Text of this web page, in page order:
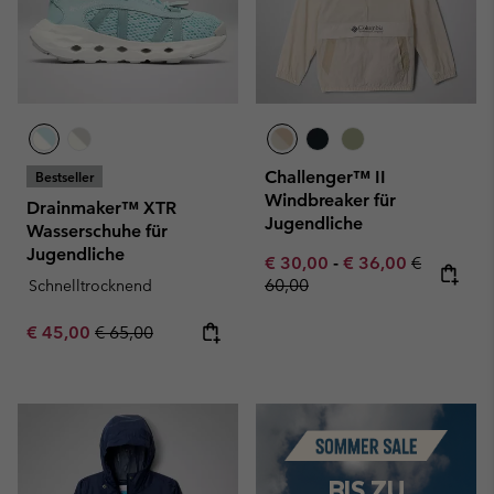
Bestseller
Drainmaker™ XTR
Wasserschuhe für
Jugendliche
Schnelltrocknend
Sale price:
€ 45,00 Regular price:
€ 65,00
Challenger™ II
Windbreaker für
Jugendliche
Minimum sale price:
€ 30,00 - Maximum sale
€ 36,00 Regular
€
60,00
Summer Sale